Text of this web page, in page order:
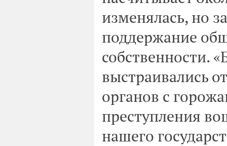
изменялась, но
поддержание
собственности.
выстраивались
органов с
преступления
нашего